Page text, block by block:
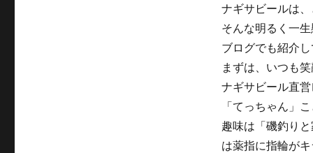
ナギサビールは
そんな明るく一
ブログでも紹介
まずは、いつも
ナギサビール直
「てっちゃん」
趣味は「磯釣り
は薬指に指輪が